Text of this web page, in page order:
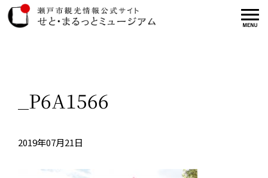
_P6A1566
2019年07月21日